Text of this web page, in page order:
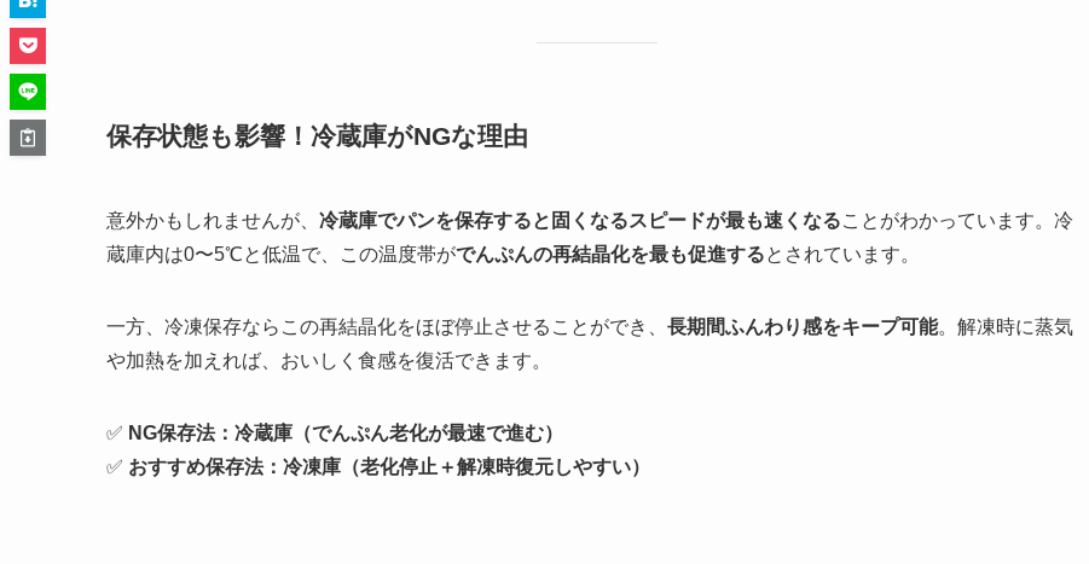
保存状態も影響！冷蔵庫がNGな理由
意外かもしれませんが、 冷蔵庫でパンを保存すると固くなるスピードが最も速くなることがわかっています。冷
蔵庫内は0〜5℃と低温で、この温度帯がでんぷんの再結晶化を最も促進するとされています。
一方、冷凍保存ならこの再結晶化をほぼ停止させることができ、 長期間ふんわり感をキープ可能。解凍時に蒸気
や加熱を加えれば、おいしく食感を復活できます。
✅ NG保存法：冷蔵庫（でんぷん老化が最速で進む）
✅ おすすめ保存法：冷凍庫（老化停止＋解凍時復元しやすい）